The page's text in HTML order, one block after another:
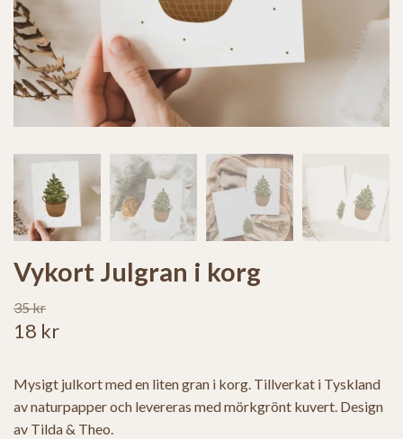
Vykort Julgran i korg
35 kr
18 kr
Mysigt julkort med en liten gran i korg. Tillverkat i Tyskland
av naturpapper och levereras med mörkgrönt kuvert. Design
av Tilda & Theo.